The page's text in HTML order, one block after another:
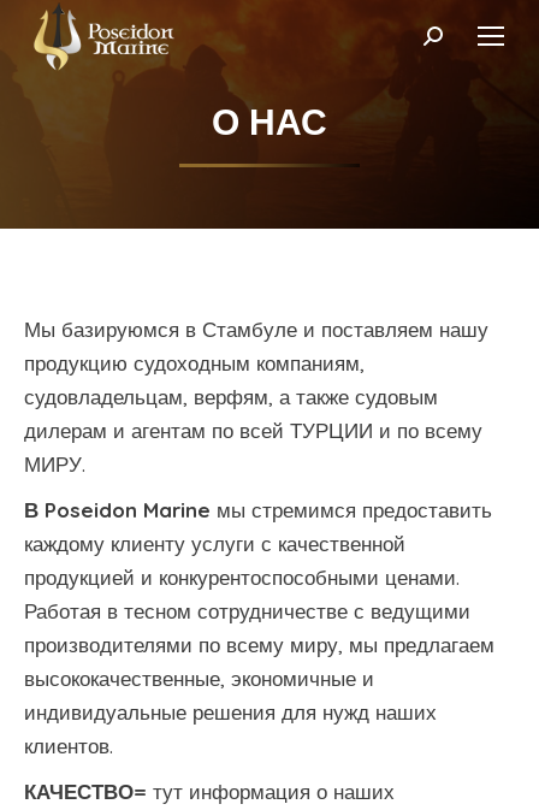
Поиск:
О НАС
Мы базируюмся в Стамбуле и поставляем нашу
продукцию судоходным компаниям,
судовладельцам, верфям, а также судовым
дилерам и агентам по всей ТУРЦИИ и по всему
МИРУ.
В Poseidon Marine мы стремимся предоставить
каждому клиенту услуги с качественной
продукцией и конкурентоспособными ценами.
Работая в тесном сотрудничестве с ведущими
производителями по всему миру, мы предлагаем
высококачественные, экономичные и
индивидуальные решения для нужд наших
клиентов.
КАЧЕСТВО= тут информация о наших